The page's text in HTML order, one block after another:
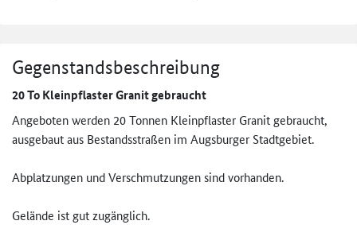
Gegenstandsbeschreibung
20 To Kleinpflaster Granit gebraucht
Angeboten werden 20 Tonnen Kleinpflaster Granit gebraucht,
ausgebaut aus Bestandsstraßen im Augsburger Stadtgebiet.
Abplatzungen und Verschmutzungen sind vorhanden.
Gelände ist gut zugänglich.